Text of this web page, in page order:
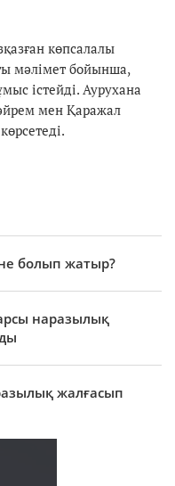
көпсалалы
мәлімет бойынша,
істейді. Аурухана
мен Қаражал
болып жатыр?
наразылық
жалғасып